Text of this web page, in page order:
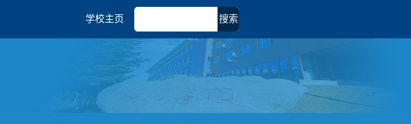
搜索
学校主页